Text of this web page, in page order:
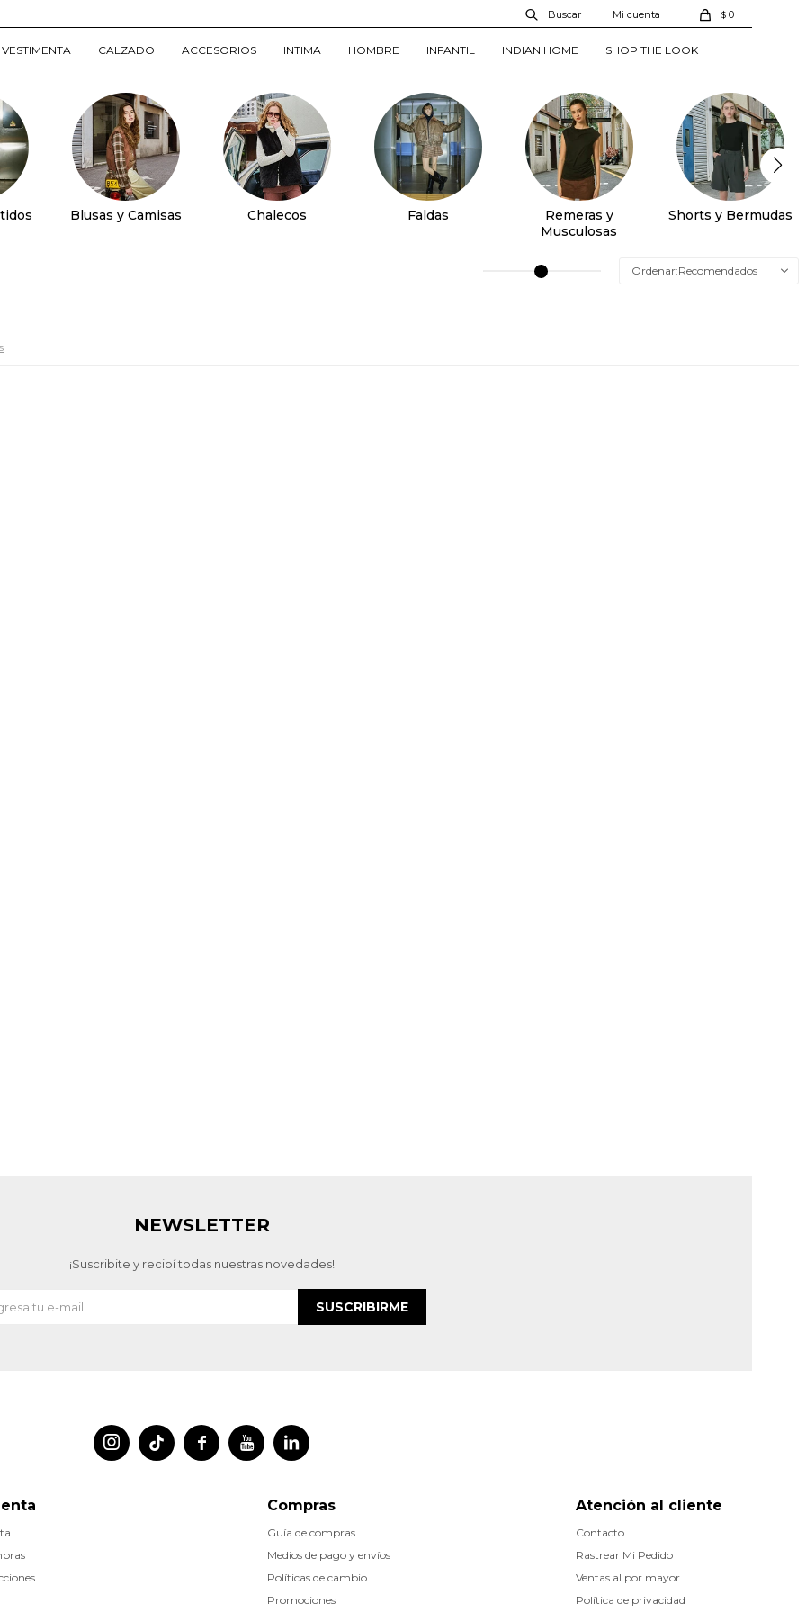
VESTIMENTA CALZADO ACCESORIOS INTIMA HOMBRE INFANTIL INDIAN HOME SHOP THE LOOK
$ 0
Blusas y Camisas Chalecos Faldas
Remeras y
Musculosas
Shorts y Bermudas
Recomendados
 
 
Atención al cliente
Contacto
Rastrear Mi Pedido
Ventas al por mayor
Política de privacidad
Compras
Guía de compras
Medios de pago y envíos
Políticas de cambio
Promociones
NEWSLETTER
¡Suscribite y recibí todas nuestras novedades!
SUSCRIBIRME